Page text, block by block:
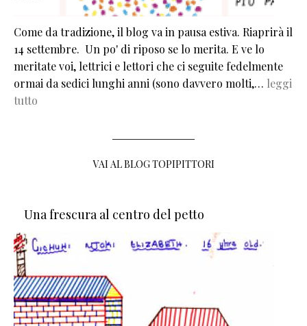
Come da tradizione, il blog va in pausa estiva. Riaprirà il
14 settembre. Un po' di riposo se lo merita. E ve lo
meritate voi, lettrici e lettori che ci seguite fedelmente
ormai da sedici lunghi anni (sono davvero molti,… leggi
tutto
VAI AL BLOG TOPIPITTORI
Una frescura al centro del petto